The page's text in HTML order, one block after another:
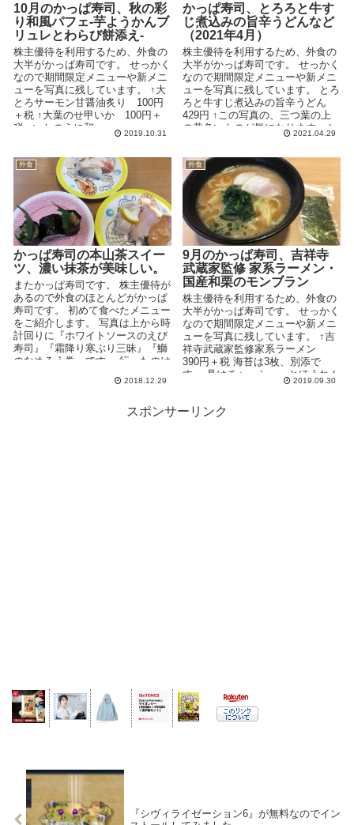
10月のかっぱ寿司、秋の彩
り和風パフェ-芋ようかんブ
リュレとわらび餅添え-
株主優待を利用するため、外食の
大半がかっぱ寿司です。 せっかく
なので期間限定メニューや新メニ
ューを写真に残しています。 ↑大
とろサーモン甘醤油炙り 100円
＋税 ↑大葉のせ甲いか 100円＋
税 ↑いかのうに和...
2019.10.31
かっぱ寿司、とろろと牛す
じ煮込みの旨辛うどんなど
（2021年4月）
株主優待を利用するため、外食の
大半がかっぱ寿司です。 せっかく
なので期間限定メニューや新メニ
ューを写真に残しています。 とろ
ろと牛すじ煮込みの旨辛うどん
429円 ↑この写真の、三つ葉の上
の黄色いものが気になります。シ
2021.04.29
外食
かっぱ寿司の本山茶スイー
ツ、濃い抹茶が美味しい。
またかっぱ寿司です。 株主優待が
あるので外食のほとんどがかっぱ
寿司です。 初めて食べたメニュー
をご紹介します。 写真は上から時
計回りに『ホワイトソースのえび
寿司』『霜降り寒ぶり三昧』『鰤
のなめろう巻』です。 行ったのは
2018.12.29
外食
9月のかっぱ寿司、吉祥寺
武蔵家監修 家系ラーメン・
国産和栗のモンブラン
株主優待を利用するため、外食の
大半がかっぱ寿司です。 せっかく
なので期間限定メニューや新メニ
ューを写真に残しています。 ↑吉
祥寺武蔵家監修家系ラーメン
390円＋税 海苔は3枚、別添で
す。 具はチャーシューとほうれん
2019.09.30
スポンサーリンク
『シヴィライゼーション6』が無料なのでイン